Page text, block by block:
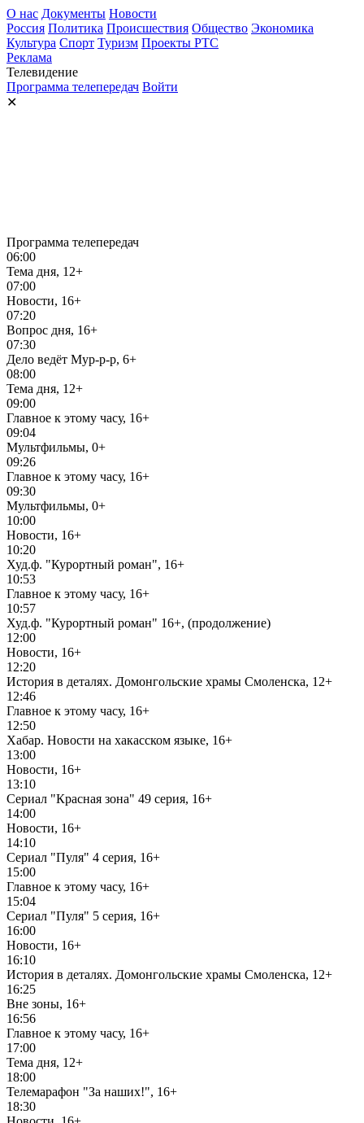
О нас Документы Новости
Россия Политика Происшествия Общество Экономика
Культура Спорт Туризм Проекты РТС
Реклама
Телевидение
Программа телепередач Войти
✕
Программа телепередач
06:00
Тема дня, 12+
07:00
Новости, 16+
07:20
Вопрос дня, 16+
07:30
Дело ведёт Мур-р-р, 6+
08:00
Тема дня, 12+
09:00
Главное к этому часу, 16+
09:04
Мультфильмы, 0+
09:26
Главное к этому часу, 16+
09:30
Мультфильмы, 0+
10:00
Новости, 16+
10:20
Худ.ф. "Курортный роман", 16+
10:53
Главное к этому часу, 16+
10:57
Худ.ф. "Курортный роман" 16+, (продолжение)
12:00
Новости, 16+
12:20
История в деталях. Домонгольские храмы Смоленска, 12+
12:46
Главное к этому часу, 16+
12:50
Хабар. Новости на хакасском языке, 16+
13:00
Новости, 16+
13:10
Сериал "Красная зона" 49 серия, 16+
14:00
Новости, 16+
14:10
Сериал "Пуля" 4 серия, 16+
15:00
Главное к этому часу, 16+
15:04
Сериал "Пуля" 5 серия, 16+
16:00
Новости, 16+
16:10
История в деталях. Домонгольские храмы Смоленска, 12+
16:25
Вне зоны, 16+
16:56
Главное к этому часу, 16+
17:00
Тема дня, 12+
18:00
Телемарафон "За наших!", 16+
18:30